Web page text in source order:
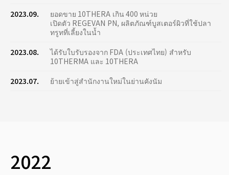
2023.09.
ยอดขาย 10THERA เกิน 400 หน่วย
เปิดตัว REGEVAN PN, ผลิตภัณฑ์บูสเตอร์ผิวที่ใช้ปลา
ทรูทที่เลี้ยงในน้ำ
2023.08.
ได้รับใบรับรองจาก FDA (ประเทศไทย) สำหรับ
10THERMA และ 10THERA
2023.07.
ย้ายเข้าสู่สำนักงานใหม่ในย่านคังนัม
2022